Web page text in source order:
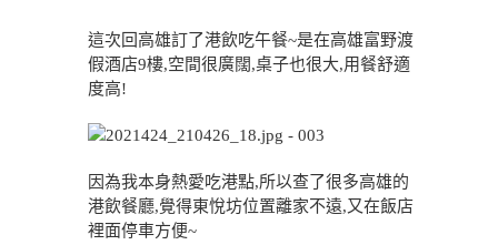
這次回高雄訂了港飲吃午餐~是在高雄富野渡
假酒店9樓,空間很廣闊,桌子也很大,用餐舒適
度高!
因為我本身熱愛吃港點,所以查了很多高雄的
港飲餐廳,覺得東悅坊位置離家不遠,又在飯店
裡面停車方便~